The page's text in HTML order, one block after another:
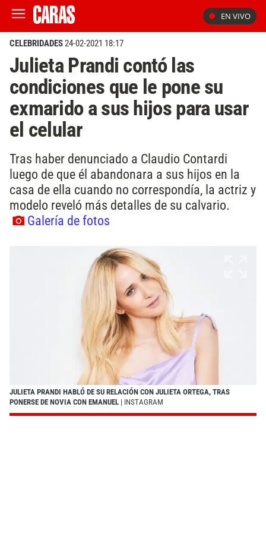
EN VIVO
CELEBRIDADES24-02-2021 18:17
Julieta Prandi contó las
condiciones que le pone su
exmarido a sus hijos para usar
el celular
Tras haber denunciado a Claudio Contardi
luego de que él abandonara a sus hijos en la
casa de ella cuando no correspondía, la actriz y
modelo reveló más detalles de su calvario.
Galería de fotos
JULIETA PRANDI HABLÓ DE SU RELACIÓN CON JULIETA ORTEGA, TRAS
PONERSE DE NOVIA CON EMANUEL | INSTAGRAM